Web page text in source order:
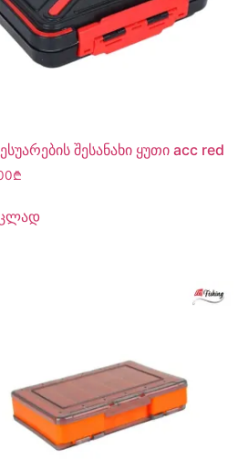
შესანახი ყუთი acc red
₾